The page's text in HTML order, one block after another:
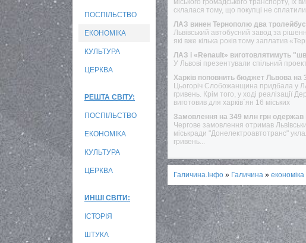
ПОСПІЛЬСТВО
ЕКОНОМІКА
КУЛЬТУРА
ЦЕРКВА
РЕШТА СВІТУ:
ПОСПІЛЬСТВО
ЕКОНОМІКА
КУЛЬТУРА
ЦЕРКВА
ИНШІ СВІТИ:
ІСТОРІЯ
ШТУКА
міського громадського транспорту,
склалася тому, що покупці не
ЛАЗ винен Тернополю два
Львівський автобусний завод за
які вже кілька років тому заплатив
ЛАЗ і «Renault» виготовлятимуть
У Львові презентували спільний
Харків поповнить бюджет Львова на
Цьогоріч Слобожанщина придбала у
гривень. Крім того, у ході реалізації
виготовив для харків`ян 16 міських
Замовлення на 349 млн грн одержав
Чергове замовлення отримав
міськради "Донелектроавтотранс"
гривень...
Галичина.Інфо » Галичина » економіка